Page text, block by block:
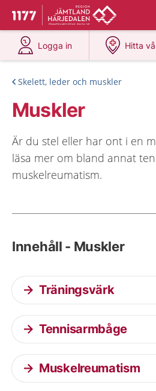
Till startsidan för 1177
Du har valt region
Logga in
på 1177.se
Hitta
på
Skelett, leder och muskler
Muskler
Är du stel eller har ont i en
läsa mer om bland annat
muskelreumatism.
Innehåll - Muskler
Träningsvärk
Tennisarmbåge
Muskelreumatism